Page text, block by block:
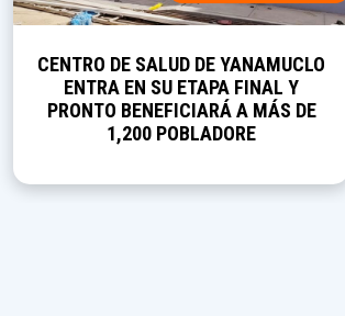
CENTRO DE SALUD DE YANAMUCLO
ENTRA EN SU ETAPA FINAL Y
PRONTO BENEFICIARÁ A MÁS DE
1,200 POBLADORE